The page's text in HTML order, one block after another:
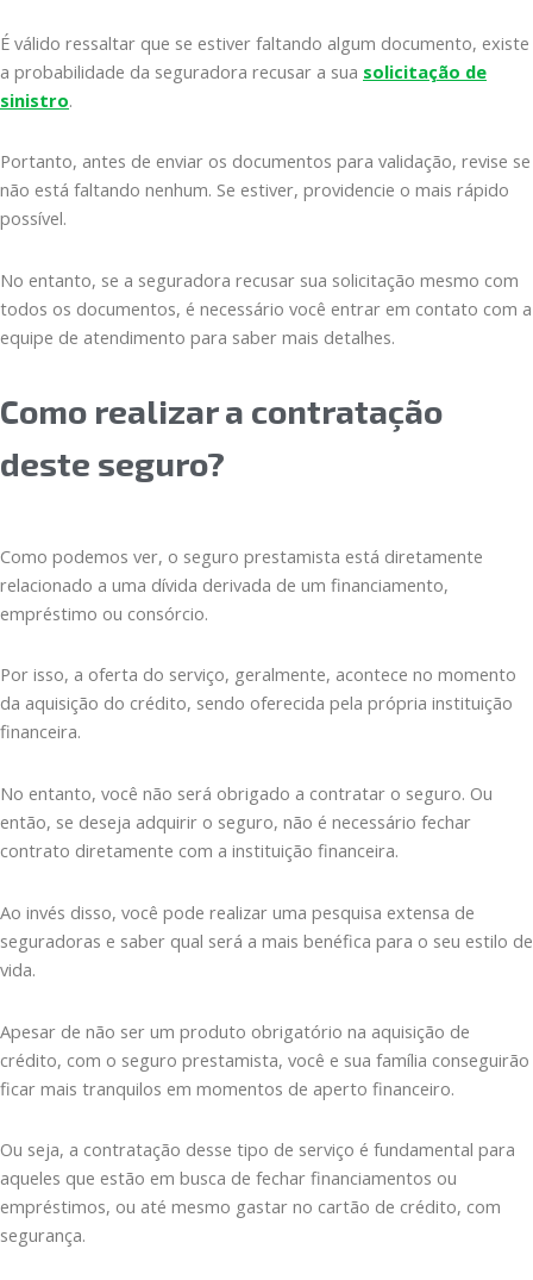
É válido ressaltar que se estiver faltando algum documento, existe
a probabilidade da seguradora recusar a sua solicitação de
sinistro.
Portanto, antes de enviar os documentos para validação, revise se
não está faltando nenhum. Se estiver, providencie o mais rápido
possível.
No entanto, se a seguradora recusar sua solicitação mesmo com
todos os documentos, é necessário você entrar em contato com a
equipe de atendimento para saber mais detalhes.
Como realizar a contratação
deste seguro?
Como podemos ver, o seguro prestamista está diretamente
relacionado a uma dívida derivada de um financiamento,
empréstimo ou consórcio.
Por isso, a oferta do serviço, geralmente, acontece no momento
da aquisição do crédito, sendo oferecida pela própria instituição
financeira.
No entanto, você não será obrigado a contratar o seguro. Ou
então, se deseja adquirir o seguro, não é necessário fechar
contrato diretamente com a instituição financeira.
Ao invés disso, você pode realizar uma pesquisa extensa de
seguradoras e saber qual será a mais benéfica para o seu estilo de
vida.
Apesar de não ser um produto obrigatório na aquisição de
crédito, com o seguro prestamista, você e sua família conseguirão
ficar mais tranquilos em momentos de aperto financeiro.
Ou seja, a contratação desse tipo de serviço é fundamental para
aqueles que estão em busca de fechar financiamentos ou
empréstimos, ou até mesmo gastar no cartão de crédito, com
segurança.